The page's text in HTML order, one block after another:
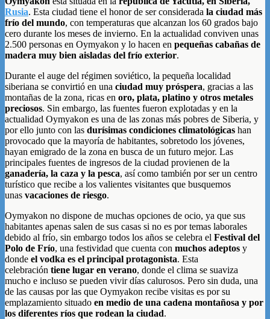
Rusia. Esta ciudad tiene el honor de ser considerada la ciudad más
frío del mundo, con temperaturas que alcanzan los 60 grados bajo
cero durante los meses de invierno. En la actualidad conviven unas
2.500 personas en Oymyakon y lo hacen en pequeñas cabañas de
madera muy bien aisladas del frí­o exterior.
Durante el auge del régimen soviético, la pequeña localidad
siberiana se convirtió en una ciudad muy próspera, gracias a las
montañas de la zona, ricas en oro, plata, platino y otros metales
preciosos. Sin embargo, las fuentes fueron explotadas y en la
actualidad Oymyakon es una de las zonas más pobres de Siberia, y
por ello junto con las durísimas condiciones climatológicas han
provocado que la mayoría de habitantes, sobretodo los jóvenes,
hayan emigrado de la zona en busca de un futuro mejor. Las
principales fuentes de ingresos de la ciudad provienen de la
ganaderí­a, la caza y la pesca, así como también por ser un centro
turístico que recibe a los valientes visitantes que busquemos
unas vacaciones de riesgo.
Oymyakon no dispone de muchas opciones de ocio, ya que sus
habitantes apenas salen de sus casas si no es por temas laborales
debido al frío, sin embargo todos los años se celebra el Festival del
Polo de Frío, una festividad que cuenta con muchos adeptos y
donde el vodka es el principal protagonista. Esta
celebración tiene lugar en verano, donde el clima se suaviza
mucho e incluso se pueden vivir días calurosos. Pero sin duda, una
de las causas por las que Oymyakon recibe visitas es por su
emplazamiento situado en medio de una cadena montañosa y por
los diferentes ríos que rodean la ciudad.